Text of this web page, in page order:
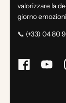
valorizzare la
giorno
📞 (+33) 04 80